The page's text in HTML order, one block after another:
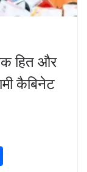
हित और
कैबिनेट